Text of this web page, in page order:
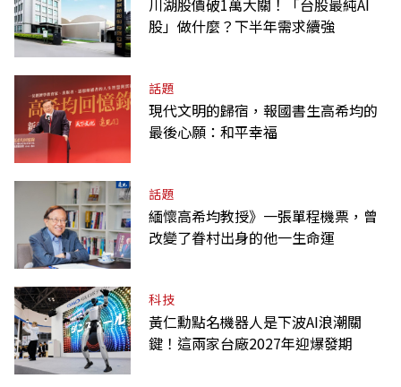
川湖股價破1萬大關！「台股最純AI
股」做什麼？下半年需求續強
話題
現代文明的歸宿，報國書生高希均的
最後心願：和平幸福
話題
緬懷高希均教授》一張單程機票，曾
改變了眷村出身的他一生命運
科技
黃仁勳點名機器人是下波AI浪潮關
鍵！這兩家台廠2027年迎爆發期